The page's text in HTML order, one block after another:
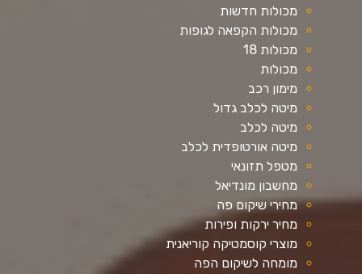
מכולות חדשות
מכולות הקפאה לגופות
מכולות 18
מכולות
מימון רכב
מיטה לכלב גדול
מיטה לכלב
מיטה אורטופדית לכלב
מטפל תזונאי
מחשבון מונדיאל
מחירי שיקום פה
מחיר ירקות ופירות
מוצרי קוסמטיקה קוריאנית
מומחה לשיקום הפה